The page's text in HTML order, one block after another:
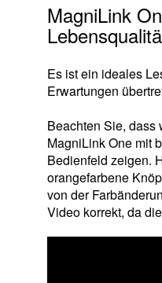
MagniLink
Es ist ein ideales
Erwartungen
Beachten Sie, dass
MagniLink One mit
Bedienfeld zeigen.
orangefarbene
von der
Video korrekt, da